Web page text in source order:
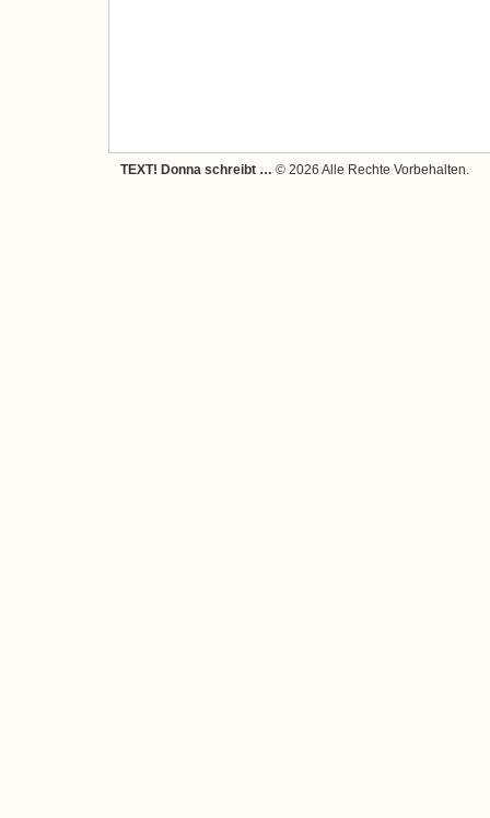
TEXT! Donna schreibt … © 2026 Alle Rechte Vorbehalten.